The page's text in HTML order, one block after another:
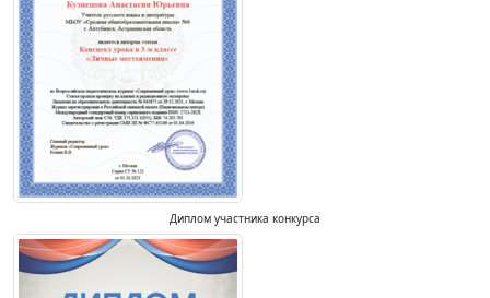
Диплом участника конкурса